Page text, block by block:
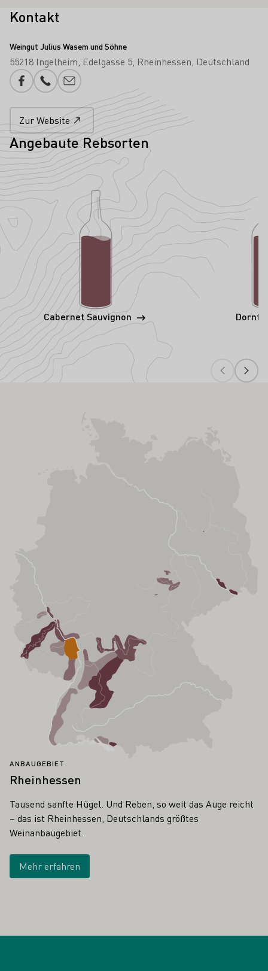
Kontakt
Weingut Julius Wasem und Söhne
55218 Ingelheim Edelgasse 5 Rheinhessen Deutschland
FacebookTelefonnummer
E-Mail-Adresse
Zur Website
Angebaute Rebsorten
Cabernet Sauvignon
ANBAUGEBIET
Rheinhessen
Tausend sanfte Hügel. Und Reben, so weit das Auge reicht
– das ist Rheinhessen, Deutschlands größtes
Weinanbaugebiet.
Mehr erfahren